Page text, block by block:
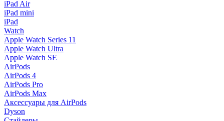
iPad Air
iPad mini
iPad
Watch
Apple Watch Series 11
Apple Watch Ultra
Apple Watch SE
AirPods
AirPods 4
AirPods Pro
AirPods Max
Аксессуары для AirPods
Dyson